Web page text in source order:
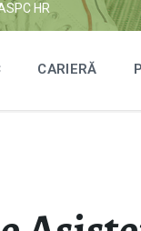
HR
CARIERĂ